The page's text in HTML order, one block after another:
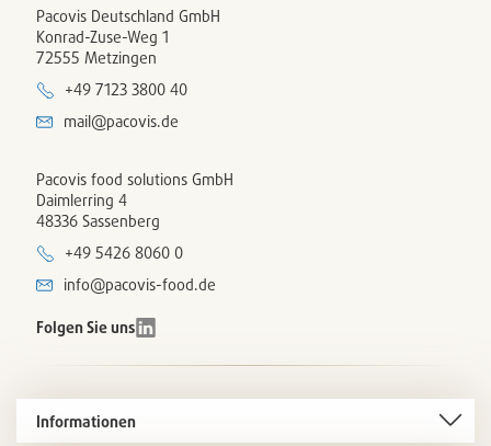
Pacovis Deutschland GmbH
Konrad-Zuse-Weg 1
72555 Metzingen
+49 7123 3800 40
mail@pacovis.de
Pacovis food solutions GmbH
Daimlerring 4
48336 Sassenberg
+49 5426 8060 0
info@pacovis-food.de
Folgen Sie uns
Informationen